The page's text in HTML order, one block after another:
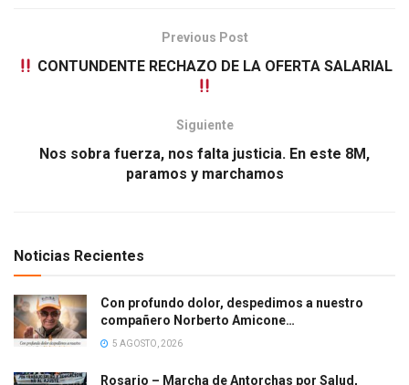
Previous Post
CONTUNDENTE RECHAZO DE LA OFERTA SALARIAL
Siguiente
Nos sobra fuerza, nos falta justicia. En este 8M,
paramos y marchamos
Noticias Recientes
Con profundo dolor, despedimos a nuestro
compañero Norberto Amicone…
5 AGOSTO, 2026
Rosario – Marcha de Antorchas por Salud,